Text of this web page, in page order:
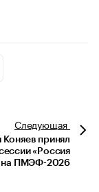
Следующая
принял
«Россия
ПМЭФ-2026